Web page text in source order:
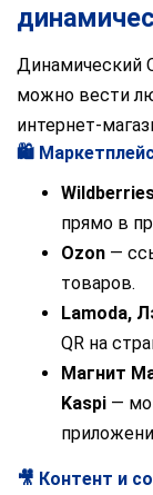
Динамический
можно вести
интернет-
🛍️
прямо в
Ozon —
товаров.
Lamoda,
QR на
Магнит
Kaspi —
🎥 Контент и